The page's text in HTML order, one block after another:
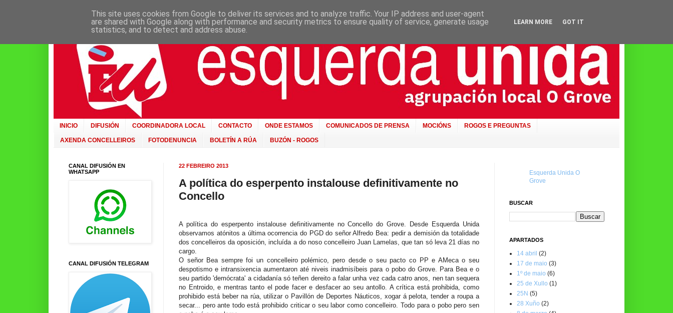
INICIO DIFUSIÓN COORDINADORA LOCAL CONTACTO ONDE ESTAMOS COMUNICADOS DE PRENSA MOCIÓNS ROGOS E PREGUNTAS
AXENDA CONCELLEIROS FOTODENUNCIA BOLETÍN A RÚA BUZÓN - ROGOS
22 FEBREIRO 2013
A política do esperpento instalouse definitivamente no
Concello
A política do esperpento instalouse definitivamente no Concello do Grove. Desde Esquerda Unida
observamos atónitos a última ocorrencia do PGD do señor Alfredo Bea: pedir a demisión da totalidade
dos concelleiros da oposición, incluída a do noso concelleiro Juan Lamelas, que tan só leva 21 días no
cargo.
O señor Bea sempre foi un concelleiro polémico, pero desde o seu pacto co PP e AMeca o seu
despotismo e intransixencia aumentaron até niveis inadmisíbeis para o pobo do Grove. Para Bea e o
seu partido 'demócrata' a cidadanía só teñen dereito a falar unha vez cada catro anos, nen tan sequera
no Entroido, e mentras tanto el pode facer e desfacer ao seu antollo. A crítica está prohibida, como
prohibido está beber na rúa, utilizar o Pavillón de Deportes Náuticos, xogar á pelota, tender a roupa a
secar... pero ante todo está prohibido criticar o seu labor como concelleiro. Todo para o pobo pero sen
CANAL DIFUSIÓN EN
WHATSAPP
CANAL DIFUSIÓN TELEGRAM
Esquerda Unida O
Grove
BUSCAR
APARTADOS
14 abril (2)
17 de maio (3)
1º de maio (6)
25 de Xullo (1)
25N (5)
28 Xuño (2)
This site uses cookies from Google to deliver its services and to analyze traffic. Your IP address and user-agent
are shared with Google along with performance and security metrics to ensure quality of service, generate usage
statistics, and to detect and address abuse.
LEARN MORE GOT IT